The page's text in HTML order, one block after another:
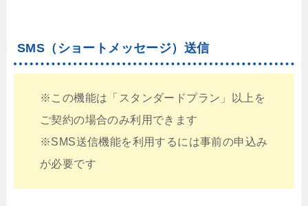
SMS（ショートメッセージ）送信
※この機能は「スタンダードプラン」以上を
ご契約の場合のみ利用できます
※SMS送信機能を利用するには事前の申込み
が必要です